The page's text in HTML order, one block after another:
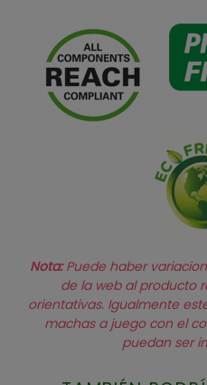
Nota:Puede haber
de la web al producto
orientativas. Igualmente
machas a juego con el
puedan ser